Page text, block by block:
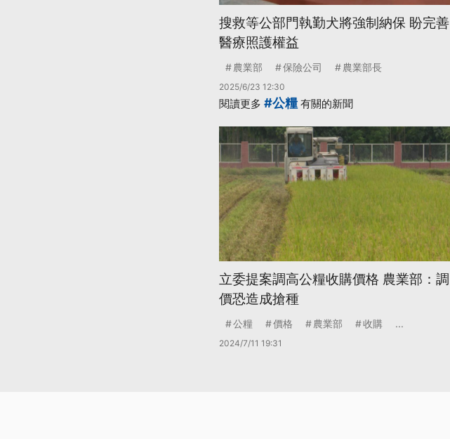
搜救等公部門執勤犬將強制納保 盼完善
醫療照護權益
農業部 保險公司 農業部長
2025/6/23 12:30
閱讀更多 #公糧 有關的新聞
立委提案調高公糧收購價格 農業部：調
價恐造成搶種
公糧 價格 農業部 收購 ...
2024/7/11 19:31